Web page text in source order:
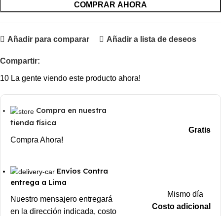
COMPRAR AHORA
Añadir para comparar Añadir a lista de deseos
Compartir:
10 La gente viendo este producto ahora!
Compra en nuestra
tienda física
Compra Ahora!
Gratis
Envíos Contra
entrega a Lima
Nuestro mensajero entregará
en la dirección indicada, costo
Mismo día
Costo adicional